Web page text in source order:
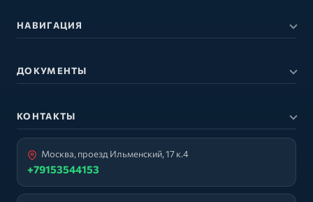
НАВИГАЦИЯ
ДОКУМЕНТЫ
КОНТАКТЫ
Москва, проезд Ильменский, 17 к.4
+79153544153